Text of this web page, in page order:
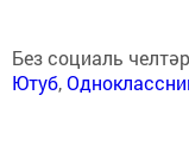
Без социаль
Ютуб,